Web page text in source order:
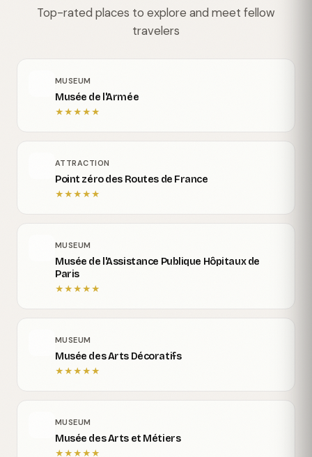
Top-rated places to explore and meet fellow
travelers
MUSEUM
Musée de l'Armée
★★★★★
ATTRACTION
Point zéro des Routes de France
★★★★★
MUSEUM
Musée de l'Assistance Publique Hôpitaux de
Paris
★★★★★
MUSEUM
Musée des Arts Décoratifs
★★★★★
MUSEUM
Musée des Arts et Métiers
★★★★★